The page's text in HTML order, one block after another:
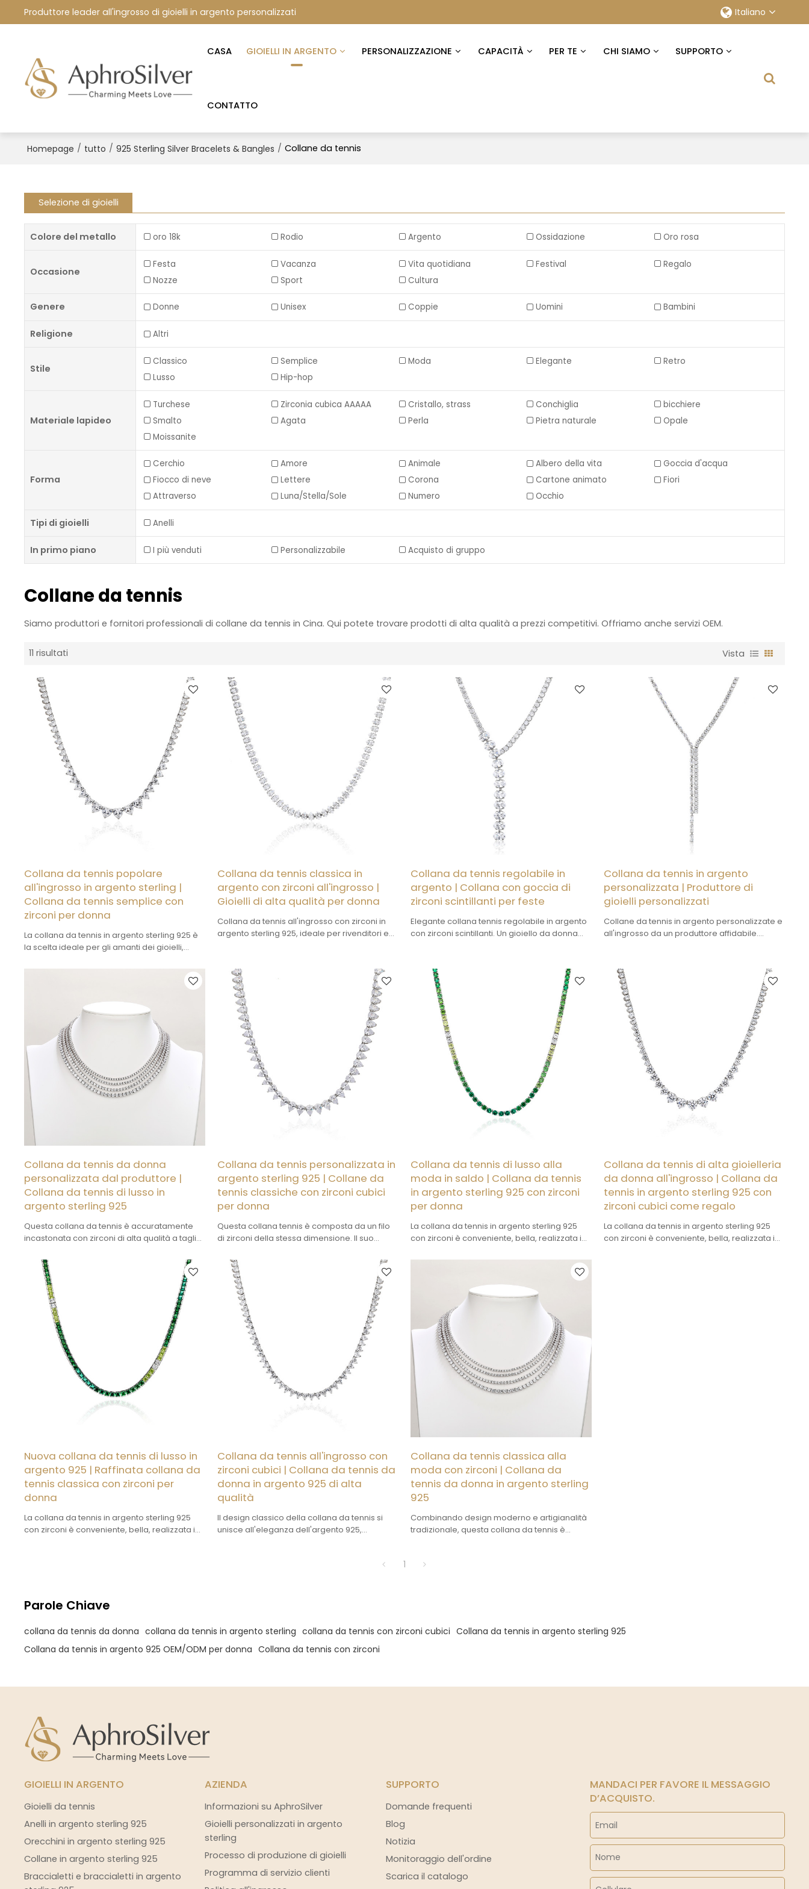
Produttore leader all'ingrosso di gioielli in argento personalizzati Italiano
CASA GIOIELLI IN ARGENTO PERSONALIZZAZIONE CAPACITÀ PER TE CHI SIAMO SUPPORTO
CONTATTO
Homepage / tutto / 925 Sterling Silver Bracelets & Bangles / Collane da tennis
Selezione di gioielli
Colore del metallo oro 18k Rodio Argento Ossidazione Oro rosa
Occasione
Festa Vacanza Vita quotidiana Festival
Regalo
Nozze
Sport Cultura
Genere Donne Unisex Coppie Uomini Bambini
Religione Altri
Stile
Classico Semplice Moda Elegante
Retro
Lusso
Hip-hop
Materiale lapideo
Turchese Zirconia cubica AAAAA Cristallo, strass Conchiglia
bicchiere
Smalto
Agata Perla Pietra naturale
Opale
Moissanite
Forma
Cerchio Amore Animale Albero della vita
Goccia d'acqua
Fiocco di neve
Lettere Corona Cartone animato
Fiori
Attraverso
Luna/Stella/Sole Numero Occhio
Tipi di gioielli Anelli
In primo piano I più venduti Personalizzabile Acquisto di gruppo
Collane da tennis
Siamo produttori e fornitori professionali di collane da tennis in Cina. Qui potete trovare prodotti di alta qualità a prezzi competitivi. Offriamo anche servizi OEM.
11 risultati Vista
Collana da tennis popolare
all'ingrosso in argento sterling |
Collana da tennis semplice con
zirconi per donna
La collana da tennis in argento sterling 925 è
la scelta ideale per gli amanti dei gioielli,
qualità-prezzo elevato.
Collana da tennis classica in
argento con zirconi all'ingrosso |
Gioielli di alta qualità per donna
Collana da tennis all'ingrosso con zirconi in
argento sterling 925, ideale per rivenditori e
competitivi per ordini all'ingrosso.
Collana da tennis regolabile in
argento | Collana con goccia di
zirconi scintillanti per feste
Elegante collana tennis regolabile in argento
con zirconi scintillanti. Un gioiello da donna
Collana da tennis in argento
personalizzata | Produttore di
gioielli personalizzati
Collane da tennis in argento personalizzate e
all'ingrosso da un produttore affidabile.
per il tuo marchio. Acquista ora!
Collana da tennis da donna
personalizzata dal produttore |
Collana da tennis di lusso in
argento sterling 925
Questa collana da tennis è accuratamente
incastonata con zirconi di alta qualità a taglio
uniformemente per riflettere la luce
abbagliante.
Collana da tennis personalizzata in
argento sterling 925 | Collane da
tennis classiche con zirconi cubici
per donna
Questa collana tennis è composta da un filo
di zirconi della stessa dimensione. Il suo
adatta a diverse occasioni.
Collana da tennis di lusso alla
moda in saldo | Collana da tennis
in argento sterling 925 con zirconi
per donna
La collana da tennis in argento sterling 925
con zirconi è conveniente, bella, realizzata in
personalizzata.
Collana da tennis di alta gioielleria
da donna all'ingrosso | Collana da
tennis in argento sterling 925 con
zirconi cubici come regalo
La collana da tennis in argento sterling 925
con zirconi è conveniente, bella, realizzata in
Nuova collana da tennis di lusso in
argento 925 | Raffinata collana da
tennis classica con zirconi per
donna
La collana da tennis in argento sterling 925
con zirconi è conveniente, bella, realizzata in
Collana da tennis all'ingrosso con
zirconi cubici | Collana da tennis da
donna in argento 925 di alta
qualità
Il design classico della collana da tennis si
unisce all'eleganza dell'argento 925,
Collana da tennis classica alla
moda con zirconi | Collana da
tennis da donna in argento sterling
925
Combinando design moderno e artigianalità
tradizionale, questa collana da tennis è
1
Parole Chiave
collana da tennis da donna collana da tennis in argento sterling collana da tennis con zirconi cubici Collana da tennis in argento sterling 925
Collana da tennis in argento 925 OEM/ODM per donna Collana da tennis con zirconi
GIOIELLI IN ARGENTO
Gioielli da tennis
Anelli in argento sterling 925
Orecchini in argento sterling 925
Collane in argento sterling 925
Braccialetti e braccialetti in argento
AZIENDA
Informazioni su AphroSilver
Gioielli personalizzati in argento
sterling
Processo di produzione di gioielli
Programma di servizio clienti
SUPPORTO
Domande frequenti
Blog
Notizia
Monitoraggio dell'ordine
Scarica il catalogo
MANDACI PER FAVORE IL MESSAGGIO
D’ACQUISTO.